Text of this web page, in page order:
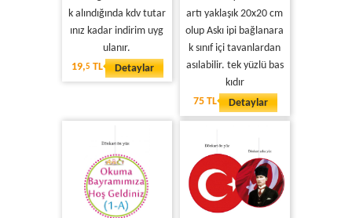
k alındığında kdv tutar
ınız kadar indirim uyg
ulanır.
19,5 TL Detaylar
artı yaklaşık 20x20 cm
olup Askı ipi bağlanara
k sınıf içi tavanlardan
asılabilir. tek yüzlü bas
kıdır
75 TL
Detaylar